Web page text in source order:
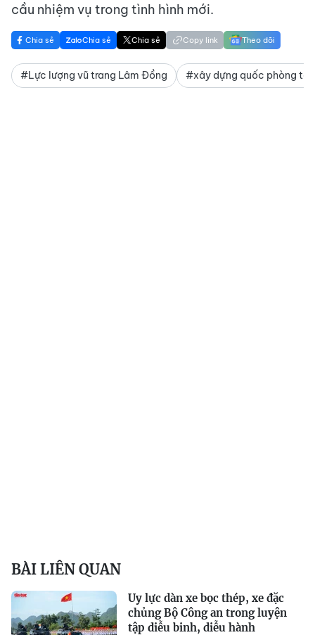
cầu nhiệm vụ trong tình hình mới.
Chia sẻ Chia sẻ Chia sẻ Copy link Theo dõi
#Lực lượng vũ trang Lâm Đồng #xây dựng quốc phòng
BÀI LIÊN QUAN
Uy lực dàn xe bọc thép, xe đặc
chủng Bộ Công an trong luyện
tập diễu binh, diễu hành